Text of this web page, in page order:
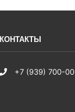
КОНТАКТЫ
+7 (939) 700-